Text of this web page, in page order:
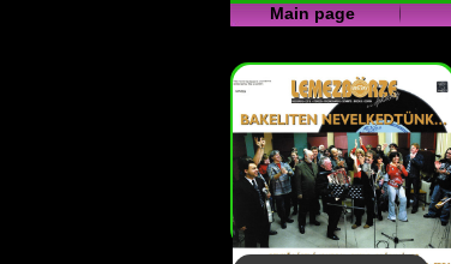
Main page